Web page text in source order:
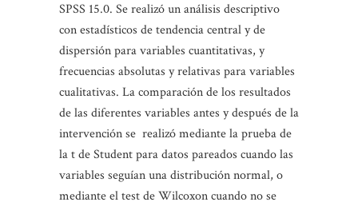
SPSS 15.0. Se realizó un análisis descriptivo
con estadísticos de tendencia central y de
dispersión para variables cuantitativas, y
frecuencias absolutas y relativas para variables
cualitativas. La comparación de los resultados
de las diferentes variables antes y después de la
intervención se realizó mediante la prueba de
la t de Student para datos pareados cuando las
variables seguían una distribución normal, o
mediante el test de Wilcoxon cuando no se